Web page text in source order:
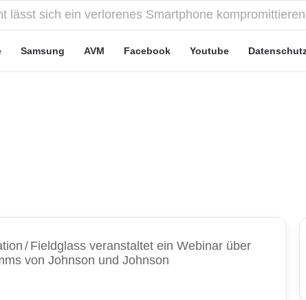
Tarife: Marketing-Trick oder echte Vorteile?
Samsung AVM Facebook Youtube
/ Fieldglass veranstaltet ein Webinar über
von Johnson und Johnson